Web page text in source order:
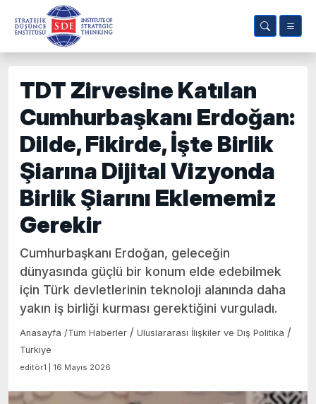
TDT Zirvesine Katılan
Cumhurbaşkanı Erdoğan:
Dilde, Fikirde, İşte Birlik
Şiarına Dijital Vizyonda
Birlik Şiarını Eklememiz
Gerekir
Cumhurbaşkanı Erdoğan, geleceğin
dünyasında güçlü bir konum elde edebilmek
için Türk devletlerinin teknoloji alanında daha
yakın iş birliği kurması gerektiğini vurguladı.
Anasayfa /Tüm Haberler / Uluslararası İlişkiler ve Dış Politika /
Türkiye
editör1 | 16 Mayıs 2026